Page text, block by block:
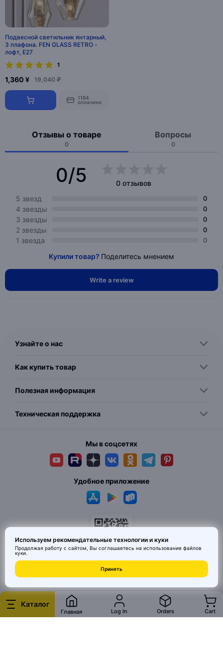
Каталог
Главная Log In Orders Cart
Подвесной светильник янтарный,
3 плафона. FEN GLASS RETRO -
лофт, E27
1
1,360 ¥ 19,040 ₽
1164
оплачено
Отзывы о товаре
0
Вопросы
0
0/5
0 отзывов
5 звезд
0
4 звезды 0
3 звезды 0
2 звезды 0
1 звезда 0
Купили товар? Поделитесь мнением
Write a review
Узнайте о нас
Как купить товар
Полезная информация
Техническая поддержка
Мы в соцсетях
© 2026 MAI HE MAI. Маркетплейс дизайнерских товаров со всего
Китая по ценам заводов. Все права защищены.
Удобное приложение
Используем рекомендательные технологии и куки
Продолжая работу с сайтом, Вы соглашаетесь на использование файлов
куки.
Принять